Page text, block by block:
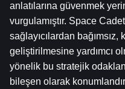
anlatılarına güvenmek
vurgulamıştır. Space
sağlayıcılardan
geliştirilmesine yardımcı
yönelik bu stratejik
bileşen olarak